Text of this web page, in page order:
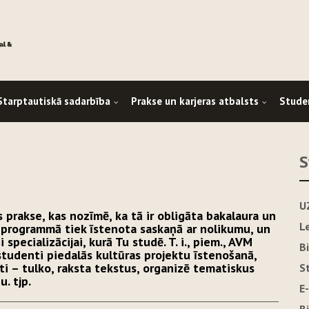
sadarbība Prakse un karjeras atbalsts
prakse, kas nozīmē, ka tā ir obligāta bakalaura un
tiek īstenota saskaņā ar nolikumu, un
kurā Tu studē. T. i., piem., AVM
piedalās kultūras projektu īstenošanā,
– tulko, raksta tekstus, organizē tematiskus
tjp.